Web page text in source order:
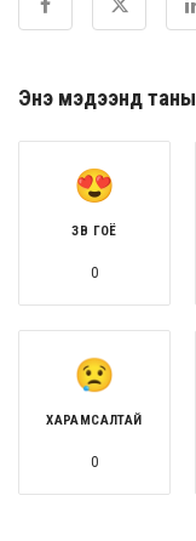
Энэ мэдээнд таны
ЗӨВ ГОЁ
0
ХАРАМСАЛТАЙ
0